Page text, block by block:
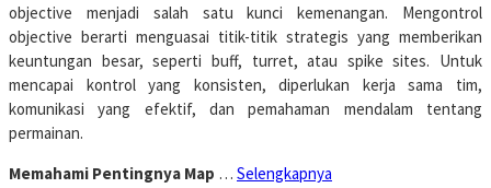
objective menjadi salah satu kunci kemenangan. Mengontrol
objective berarti menguasai titik-titik strategis yang memberikan
keuntungan besar, seperti buff, turret, atau spike sites. Untuk
mencapai kontrol yang konsisten, diperlukan kerja sama tim,
komunikasi yang efektif, dan pemahaman mendalam tentang
permainan.
Memahami Pentingnya Map … Selengkapnya